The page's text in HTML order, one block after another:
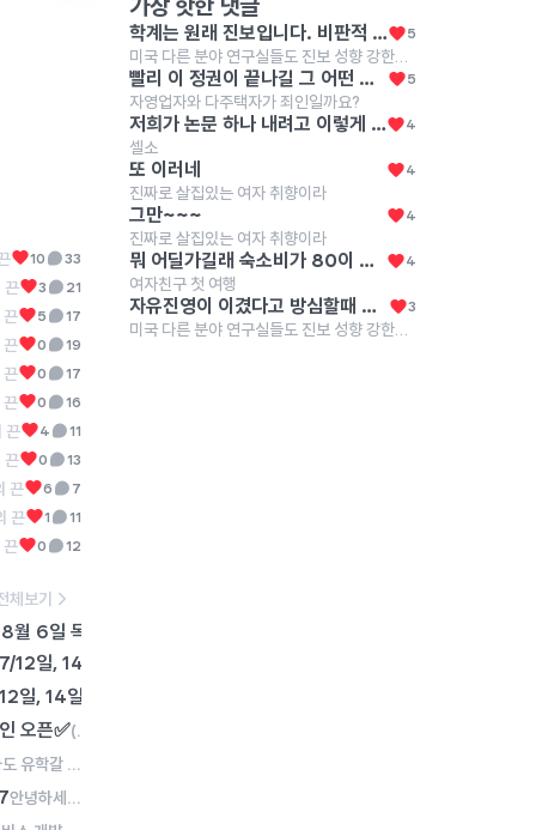
10 33
끈 3 21
끈 5 17
끈 0 19
끈 0 17
끈 0 16
끈 4 11
끈 0 13
끈 6 7
끈 1 11
끈 0 12
17
16
목요일 1PM
6
15
11
체보기
월 6일 목요일 1PM
12일, 14일
일, 14일
오픈✅ (실습 데이터 제공!) 연구자를위한 클로드코드 논문 강의 VOD + 실제 챌린지 미션 자료제공 ⭐️리뷰 206개, 후기 5.0 만점💯 https://bagstrap.liveklass.com/cu/aGz5AmbR * 1기 챌린지 참가자 성과 - SCI 논문 3건 Under Review (챌린지 기간동안 작성) VOD 수강은 3개월동안 보고 싶을 때 언제든 무제한 수강! 평생 활용하는 나만의 공동 1저자, 이 강의 하나로 만들어가세요! 26종의 에이전트로 구성된 바로 활용 가능한 워크플로우 실제 연구 데이터와 실전 프롬프트를 바탕으로 바로 내 연구에 적용 가능한 방식으로 설명합니다. - 실습용 데이터셋 제공 - 완주자들 대상 Full Repository 제공
"나도 유학갈 수 있을까?" 해외 대학원 진학을 꿈꾸고 있지만 어디서부터 준비해야 할지 막막하신가요? 참가비: 무료 (선착순 마감) 사전 등록: https://naver.me/5ajPPAbw 이번 행사는 해외 대학원 진학을 꿈꾸는 학생 및 직장인들을 대상으로, 실제 해외 대학원 합격생들이 자신의 경험과 노하우를 공유하는 자리입니다. 학교 및 전공 선택부터 지원 전략, SOP 작성, GRE 준비, 장학금 및 펀딩 확보, 그리고 유학 생활에 이르기까지 인터넷 검색만으로는 얻기 어려운 실질적인 정보와 경험을 들려드릴 예정입니다. 특히 풀브라이트 장학금 수혜자와 미국 명문 대학원 합격생들이 직접 참여하여, 유학 준비 과정에서 겪었던 시행착오와 성공 전략을 솔직하게 공유합니다. 일시: 2026년 6월 26일(금) 오후 4:00~6:30 장소: 연세대학교 공학원 170E 연사: 경민경 (The Ohio State University Political Science PhD, 풀브라이트 장학금 수혜자) 이주현 (Pennsylvania State University Mass Communications) 김현중 (UCLA Mechanical Engineering, 풀펀딩 및 Fellowship 수혜) 강소영 (ETS Korea GRE 담당) 자세한 내용은 GRE 블로그 포스팅을 참고해 주세요. 문의: skang@ets.org
안녕하세요, SK인텔릭스 해커톤 운영팀입니다. SK인텔릭스의 웰니스 로봇 A1을 활용한 서비스 시나리오를 기획하는 해커톤을 개최합니다. 개발자가 아니어도, 연구 분야가 AI가 아니어도, 유저 관점에서 시나리오를 쓰고 제안하는 게 가능해요. 자세한 내용은 아래 링크를 참고해주세요! > https://event-us.kr/m/125194/53842 ✅ 어떤 대회인가요? AI 로봇 A1의 세 가지 기능 — Follow-me(자율이동), Safe Care(안전관리), Health Care(건강관리) — 중 하나를 선택해, 실제 사용 시나리오를 기획하는 아이디어 해커톤입니다. 이런 분들께 특히 추천해요: 🔹고령화, 헬스케어, 스마트홈 등에 관심 있는 분 🔹논문·연구 주제로 확장 가능한 프로젝트를 찾고 있는 분 🔹기획·UX·서비스디자인 역량을 포트폴리오로 만들고 싶은 분 일정 예선 서류 제출: 2025년 6월 10일까지 최종 발표: 6월 29일 팀당 3인 이하로 구성할 수 있고, 개인 참가도 환영합니다.
가장 핫한 댓글
학계는 원래 진보입니다. 비판적 사고, 다양성 추구 등을 하며 기존과 다른 것을 연구하는 게 학계인데 당연히 진보적이지요. 5
빨리 이 정권이 끝나길 그 어떤 좌파가 잡아도 이러진 않았었음 이건 좌우를 떠나서 걍 인간 자체가 못된 거 5
자영업자와 다주택자가 죄인일까요?
저희가 논문 하나 내려고 이렇게 저렇게 측정하고 밤새고 하는데 사람 한명 얻으려면 더 큰 노력을 해야죠 다들 화이팅 4
셀소
또 이러네 4
진짜로 살집있는 여자 취향이라
그만~~~ 4
진짜로 살집있는 여자 취향이라
뭐 어딜가길래 숙소비가 80이 나오는거야 4
여자친구 첫 여행
자유진영이 이겼다고 방심할때 공산 잔당들은 이름만 바꿔서 그대로 활동했고 지금은 미국 뿐만 아니라 모든 분야, 전세계적으로 좌익 성향이 압도적으로 강한 상태 3